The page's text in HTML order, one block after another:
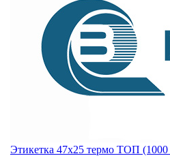
Этикетка 47х25 термо ТОП (1000